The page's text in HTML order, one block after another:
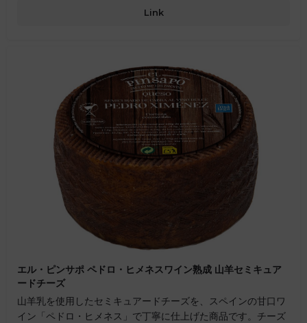
Link
エル・ピンサポ ペドロ・ヒメネスワイン熟成 山羊セミキュア
ードチーズ
山羊乳を使用したセミキュアードチーズを、スペインの甘口ワ
イン「ペドロ・ヒメネス」で丁寧に仕上げた商品です。チーズ